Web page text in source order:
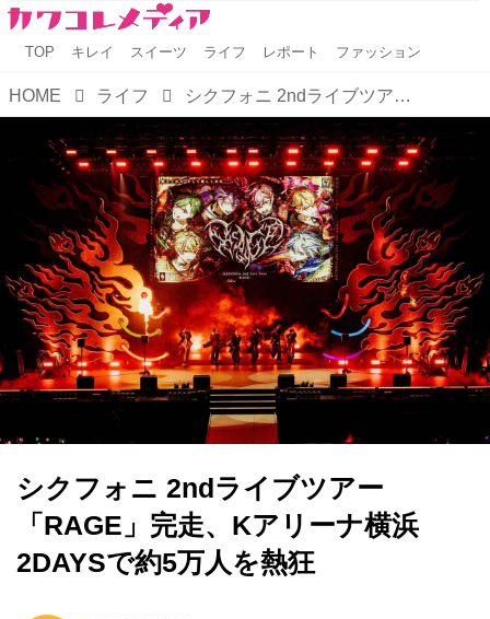
TOP キレイ スイーツ ライフ レポート ファッション
HOME ライフ シクフォニ 2ndライブツアー「RAGE」完走、Kアリーナ横浜2DAYSで約5万人を熱狂
シクフォニ 2ndライブツアー
「RAGE」完走、Kアリーナ横浜
2DAYSで約5万人を熱狂